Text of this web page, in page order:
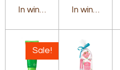
In winkelwagenIn
Sale!